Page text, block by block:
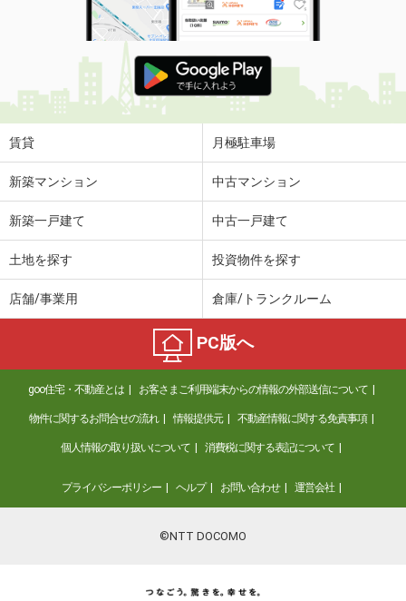
賃貸 月極駐車場
新築マンション 中古マンション
新築一戸建て 中古一戸建て
土地を探す 投資物件を探す
店舗/事業用 倉庫/トランクルーム
PC版へ
goo住宅・不動産とは お客さまご利用端末からの情報の外部送信について
物件に関するお問合せの流れ 情報提供元 不動産情報に関する免責事項
個人情報の取り扱いについて 消費税に関する表記について
プライバシーポリシー ヘルプ お問い合わせ 運営会社
©NTT DOCOMO